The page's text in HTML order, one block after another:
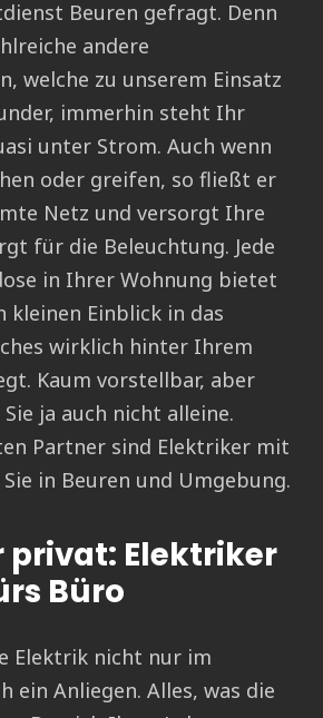
Beuren gefragt. Denn
andere
welche zu unserem Einsatz
immerhin steht Ihr
unter Strom. Auch wenn
oder greifen, so fließt er
Netz und versorgt Ihre
für die Beleuchtung. Jede
in Ihrer Wohnung bietet
kleinen Einblick in das
wirklich hinter Ihrem
Kaum vorstellbar, aber
ja auch nicht alleine.
Partner sind Elektriker mit
in Beuren und Umgebung.
privat: Elektriker
Büro
Elektrik nicht nur im
ein Anliegen. Alles, was die